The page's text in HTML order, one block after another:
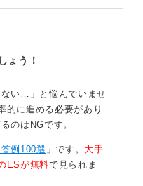
を惹く内容になるよう
添えて熱意をアピー
るために時間がかか
ょう！
ない…」と悩んでいませ
的に進める必要があり
のはNGです。
例100選 」です。 大手
ESが無料で見られま